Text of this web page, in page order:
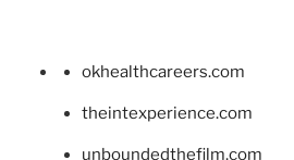
okhealthcareers.com
theintexperience.com
unboundedthefilm.com